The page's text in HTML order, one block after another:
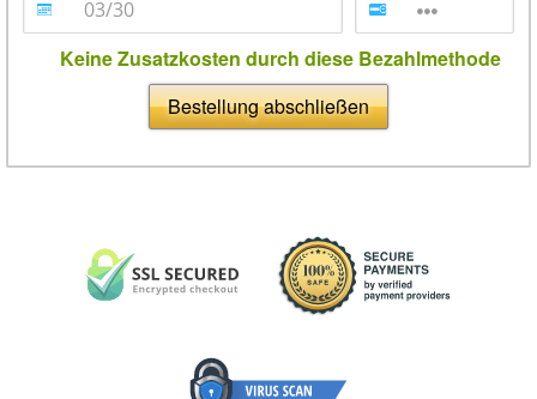
Keine Zusatzkosten durch diese Bezahlmethode
Bestellung abschließen